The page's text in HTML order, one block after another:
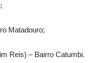
Matadouro;
Reis) – Bairro Catumbi.